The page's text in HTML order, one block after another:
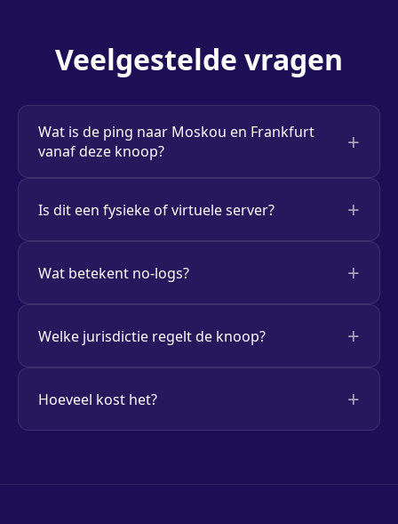
Veelgestelde vragen
Wat is de ping naar Moskou en Frankfurt
vanaf deze knoop?
Is dit een fysieke of virtuele server?
Wat betekent no-logs?
Welke jurisdictie regelt de knoop?
Hoeveel kost het?